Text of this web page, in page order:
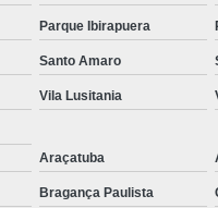
Parque Ibirapuera
Santo Amaro
Vila Lusitania
Araçatuba
Bragança Paulista